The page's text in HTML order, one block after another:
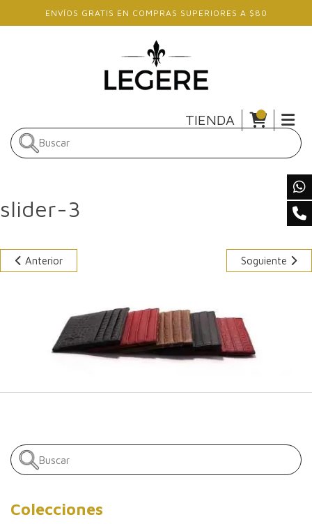
Skip to main content
ENVÍOS GRATIS EN COMPRAS SUPERIORES A $80
TIENDA
slider-3
Anterior Soguiente
Colecciones